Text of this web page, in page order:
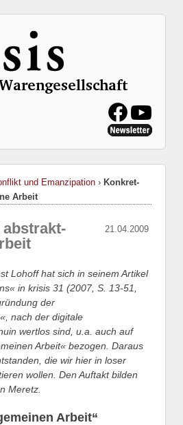
und Emanzipation › Konkret-
Arbeit
21.04.2009
Lohoff hat sich in seinem Artikel
in krisis 31 (2007, S. 13-51,
der
nach der digitale
wertlos sind, u.a. auch auf
Arbeit« bezogen. Daraus
die wir hier in loser
wollen. Den Auftakt bilden
Meretz.
Arbeit“